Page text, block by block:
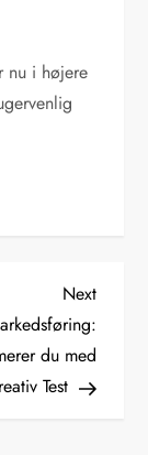
nu i højere
Next
Post
Next
du med
Test